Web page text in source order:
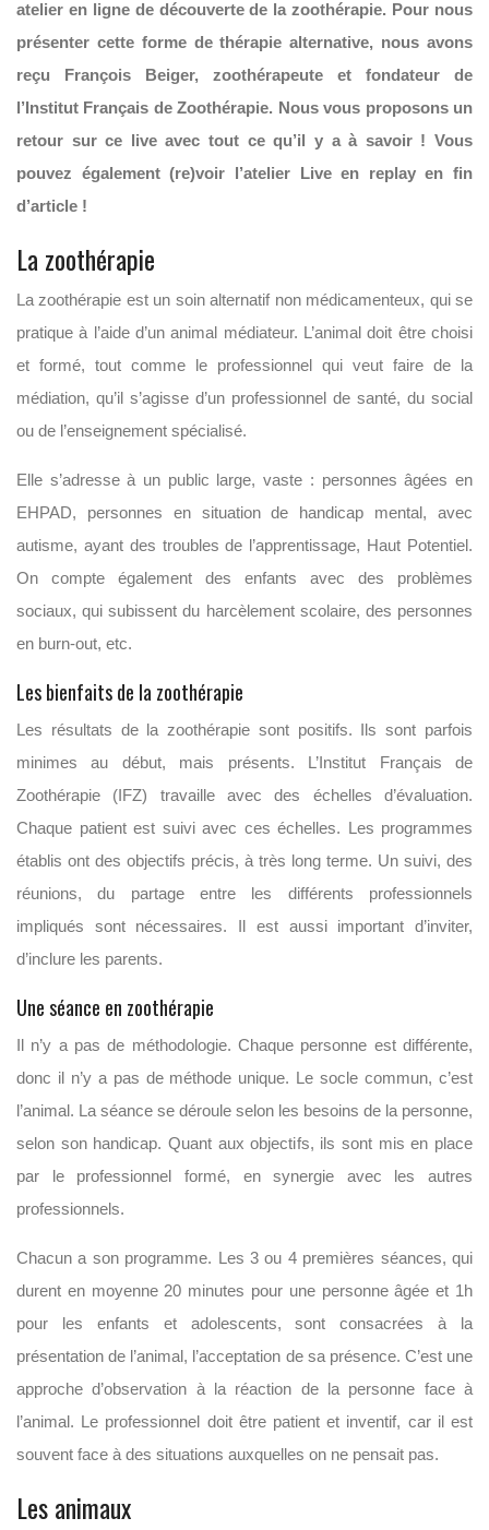
atelier en ligne de découverte de la zoothérapie. Pour nous
présenter cette forme de thérapie alternative, nous avons
reçu François Beiger, zoothérapeute et fondateur de
l’Institut Français de Zoothérapie. Nous vous proposons un
retour sur ce live avec tout ce qu’il y a à savoir ! Vous
pouvez également (re)voir l’atelier Live en replay en fin
d’article !
La zoothérapie
La zoothérapie est un soin alternatif non médicamenteux, qui se
pratique à l’aide d’un animal médiateur. L’animal doit être choisi
et formé, tout comme le professionnel qui veut faire de la
médiation, qu’il s’agisse d’un professionnel de santé, du social
ou de l’enseignement spécialisé.
Elle s’adresse à un public large, vaste : personnes âgées en
EHPAD, personnes en situation de handicap mental, avec
autisme, ayant des troubles de l’apprentissage, Haut Potentiel.
On compte également des enfants avec des problèmes
sociaux, qui subissent du harcèlement scolaire, des personnes
en burn-out, etc.
Les bienfaits de la zoothérapie
Les résultats de la zoothérapie sont positifs. Ils sont parfois
minimes au début, mais présents. L’Institut Français de
Zoothérapie (IFZ) travaille avec des échelles d’évaluation.
Chaque patient est suivi avec ces échelles. Les programmes
établis ont des objectifs précis, à très long terme. Un suivi, des
réunions, du partage entre les différents professionnels
impliqués sont nécessaires. Il est aussi important d’inviter,
d’inclure les parents.
Une séance en zoothérapie
Il n’y a pas de méthodologie. Chaque personne est différente,
donc il n’y a pas de méthode unique. Le socle commun, c’est
l’animal. La séance se déroule selon les besoins de la personne,
selon son handicap. Quant aux objectifs, ils sont mis en place
par le professionnel formé, en synergie avec les autres
professionnels.
Chacun a son programme. Les 3 ou 4 premières séances, qui
durent en moyenne 20 minutes pour une personne âgée et 1h
pour les enfants et adolescents, sont consacrées à la
présentation de l’animal, l’acceptation de sa présence. C’est une
approche d’observation à la réaction de la personne face à
l’animal. Le professionnel doit être patient et inventif, car il est
souvent face à des situations auxquelles on ne pensait pas.
Les animaux